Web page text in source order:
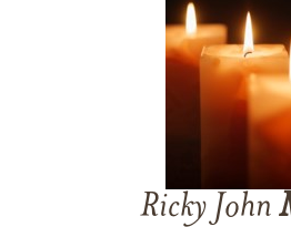
Ricky John